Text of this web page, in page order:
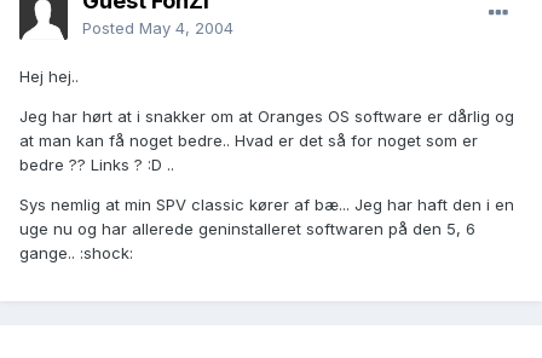
Posted May 4, 2004
Hej hej..
Jeg har hørt at i snakker om at Oranges OS software er dårlig og
at man kan få noget bedre.. Hvad er det så for noget som er
bedre ?? Links ? :D ..
Sys nemlig at min SPV classic kører af bæ... Jeg har haft den i en
uge nu og har allerede geninstalleret softwaren på den 5, 6
gange.. :shock: